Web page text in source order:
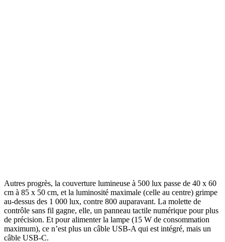
Autres progrès, la couverture lumineuse à 500 lux passe de 40 x 60
cm à 85 x 50 cm, et la luminosité maximale (celle au centre) grimpe
au-dessus des 1 000 lux, contre 800 auparavant. La molette de
contrôle sans fil gagne, elle, un panneau tactile numérique pour plus
de précision. Et pour alimenter la lampe (15 W de consommation
maximum), ce n’est plus un câble USB-A qui est intégré, mais un
câble USB-C.